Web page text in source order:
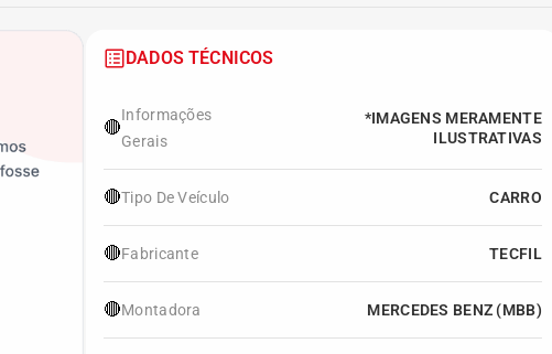
DADOS TÉCNICOS
🔴
Informações
Gerais
*IMAGENS MERAMENTE
ILUSTRATIVAS
🔴Tipo De Veículo CARRO
🔴Fabricante TECFIL
🔴Montadora MERCEDES BENZ (MBB)